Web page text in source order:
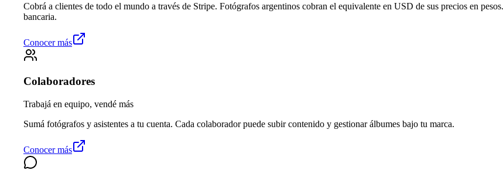
Cobrá a clientes de todo el mundo a través de Stripe. Fotógrafos argentinos cobran el equivalente en USD de sus precios en
bancaria.
Conocer más
Colaboradores
Trabajá en equipo, vendé más
Sumá fotógrafos y asistentes a tu cuenta. Cada colaborador puede subir contenido y gestionar álbumes bajo tu marca.
Conocer más